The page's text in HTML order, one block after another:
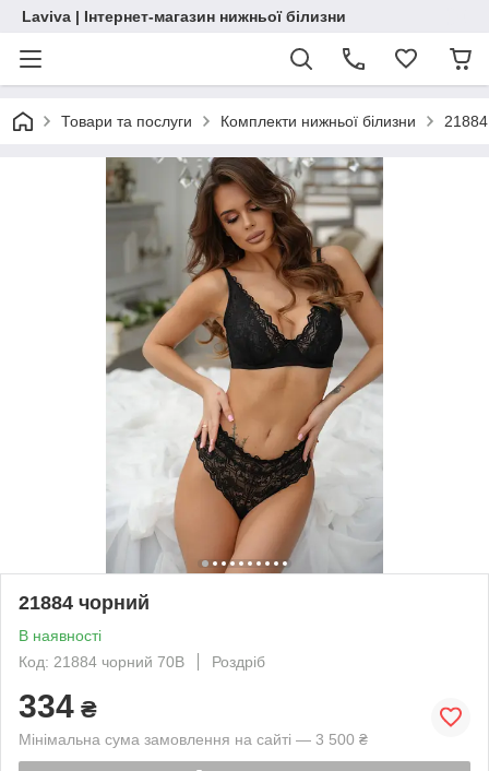
Laviva | Інтернет-магазин нижньої білизни
Товари та послуги Комплекти нижньої білизни
21884 чорний
В наявності
Код: 21884 чорний 70В
Роздріб
334 ₴
Мінімальна сума замовлення на сайті — 3 500 ₴